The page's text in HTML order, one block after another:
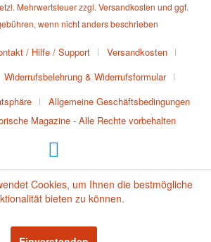
Mehrwertsteuer zzgl. Versandkosten und ggf.
wenn nicht anders beschrieben
/ Hilfe / Support
Versandkosten
Widerrufsbelehrung & Widerrufsformular
Allgemeine Geschäftsbedingungen
Magazine - Alle Rechte vorbehalten
Cookies, um Ihnen die bestmögliche
bieten zu können.